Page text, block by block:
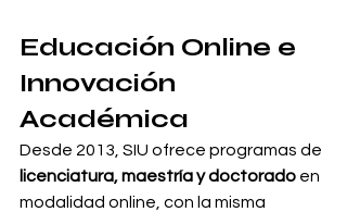
Educación Online e
Innovación
Académica
Desde 2013, SIU ofrece programas de
licenciatura, maestría y doctorado en
modalidad online, con la misma